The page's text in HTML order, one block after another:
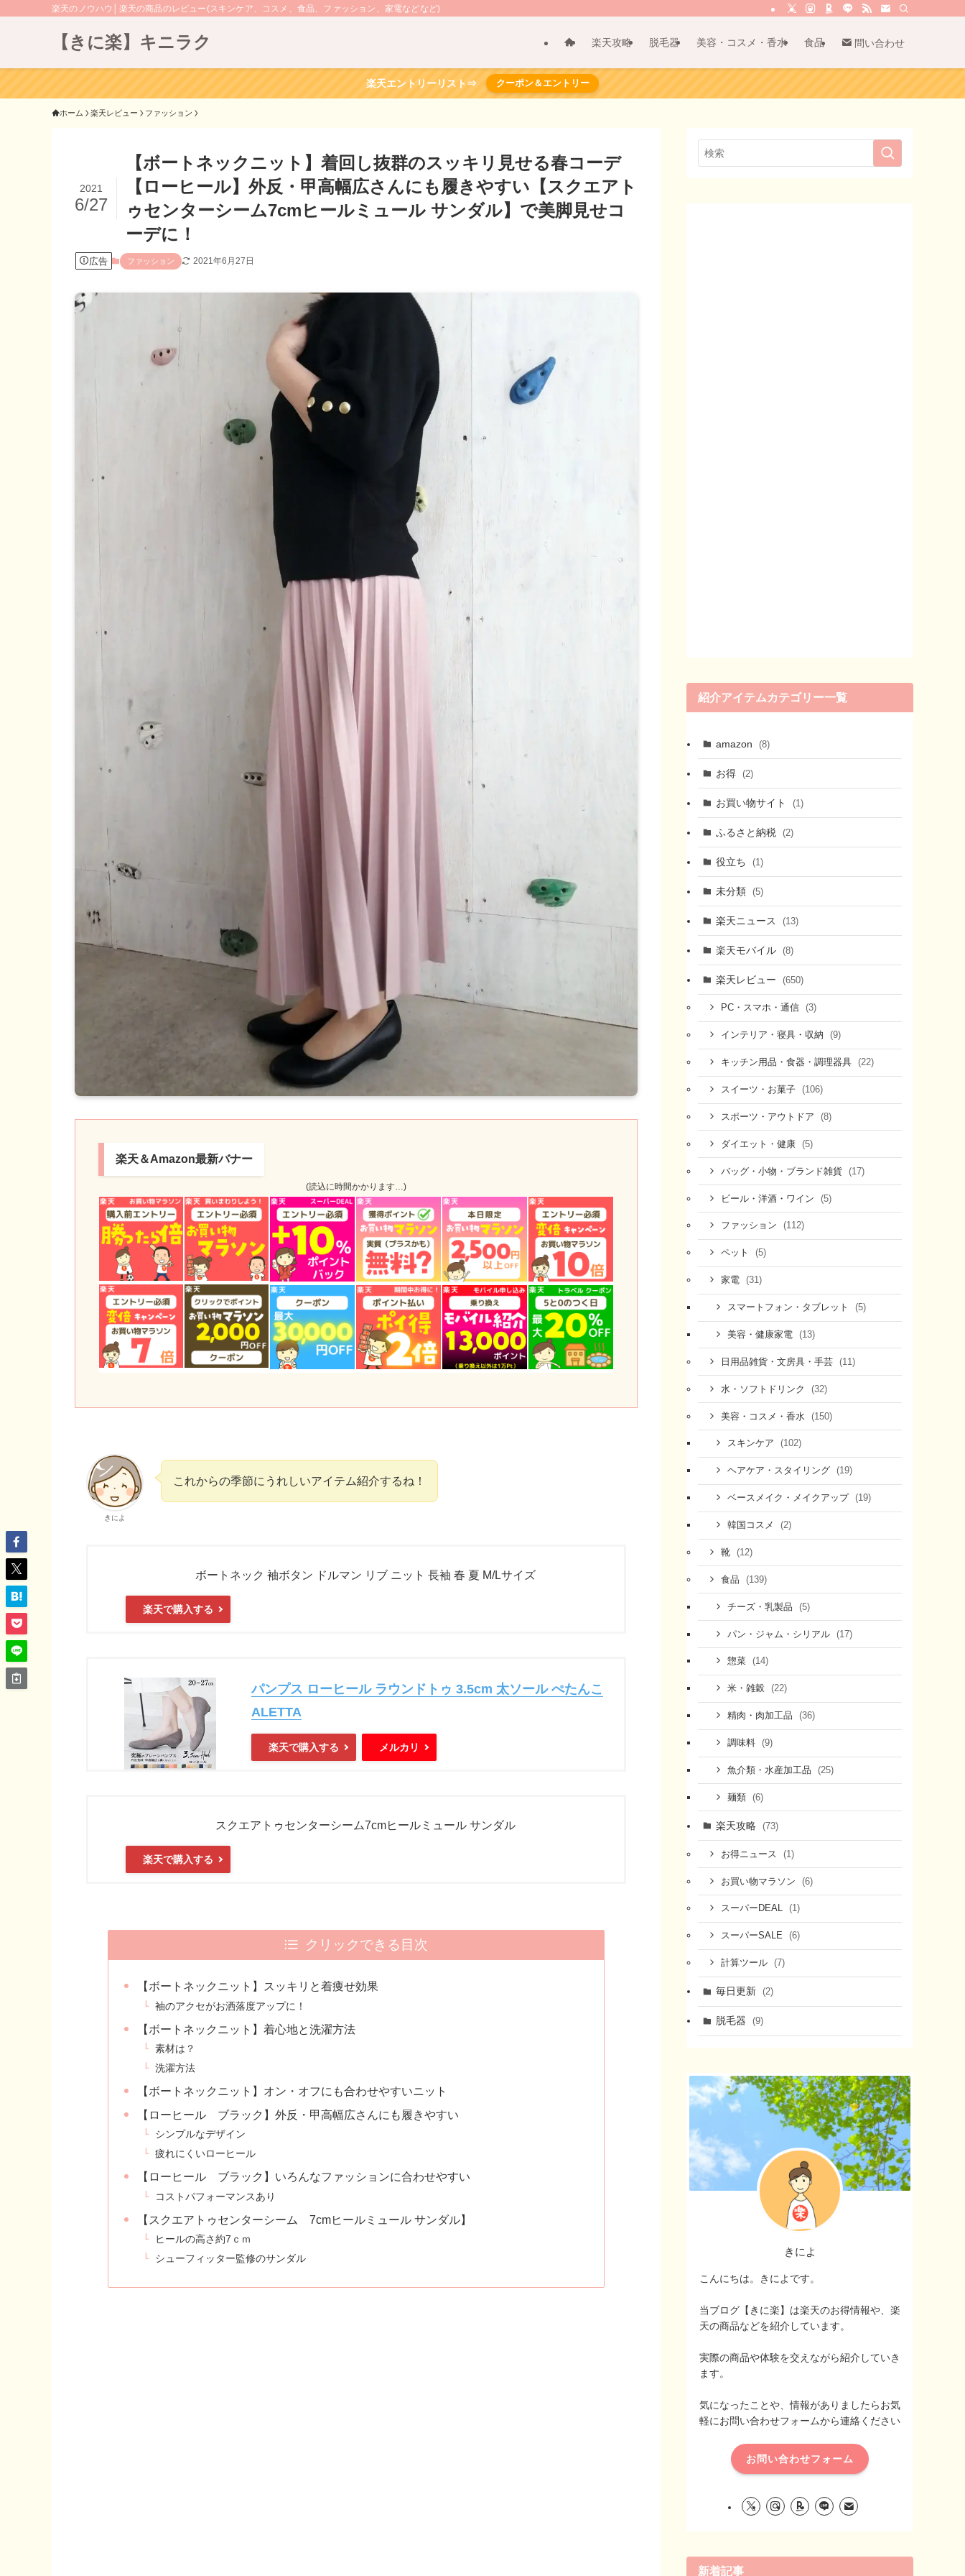
楽天のノウハウ│楽天の商品のレビュー(スキンケア、コスメ、食品、ファッション、家電などなど)
【きに楽】キニラク 楽天攻略 脱毛器 美容・コスメ・香水 食品 問い合わせ
楽天エントリーリスト⇒ クーポン＆エントリー
ホーム 楽天レビュー ファッション
【ボートネックニット】着回し抜群のスッキリ見せる春コーデ
【ローヒール】外反・甲高幅広さんにも履きやすい【スクエアト
ゥセンターシーム7cmヒールミュール サンダル】で美脚見せコ
ーデに！
2021
6/27
広告 ファッション 2021年6月27日
楽天＆Amazon最新バナー
(読込に時間かかります…)
きによ
これからの季節にうれしいアイテム紹介するね！
ボートネック 袖ボタン ドルマン リブ ニット 長袖 春 夏 M/Lサイズ
楽天で購入する
パンプス ローヒール ラウンドトゥ 3.5cm 太ソール ぺたんこ
ALETTA
楽天で購入する メルカリ
スクエアトゥセンターシーム7cmヒールミュール サンダル
楽天で購入する
クリックできる目次
【ボートネックニット】スッキリと着痩せ効果
袖のアクセがお洒落度アップに！
【ボートネックニット】着心地と洗濯方法
素材は？
洗濯方法
【ボートネックニット】オン・オフにも合わせやすいニット
【ローヒール ブラック】外反・甲高幅広さんにも履きやすい
シンプルなデザイン
疲れにくいローヒール
【ローヒール ブラック】いろんなファッションに合わせやすい
コストパフォーマンスあり
【スクエアトゥセンターシーム 7cmヒールミュール サンダル】
ヒールの高さ約7ｃｍ
シューフィッター監修のサンダル
紹介アイテムカテゴリー一覧
amazon (8)
お得 (2)
お買い物サイト (1)
ふるさと納税 (2)
役立ち (1)
未分類 (5)
楽天ニュース (13)
楽天モバイル (8)
楽天レビュー (650)
PC・スマホ・通信 (3)
インテリア・寝具・収納 (9)
キッチン用品・食器・調理器具 (22)
スイーツ・お菓子 (106)
スポーツ・アウトドア (8)
ダイエット・健康 (5)
バッグ・小物・ブランド雑貨 (17)
ビール・洋酒・ワイン (5)
ファッション (112)
ペット (5)
家電 (31)
スマートフォン・タブレット (5)
美容・健康家電 (13)
日用品雑貨・文房具・手芸 (11)
水・ソフトドリンク (32)
美容・コスメ・香水 (150)
スキンケア (102)
ヘアケア・スタイリング (19)
ベースメイク・メイクアップ (19)
韓国コスメ (2)
靴 (12)
食品 (139)
チーズ・乳製品 (5)
パン・ジャム・シリアル (17)
惣菜 (14)
米・雑穀 (22)
精肉・肉加工品 (36)
調味料 (9)
魚介類・水産加工品 (25)
麺類 (6)
楽天攻略 (73)
お得ニュース (1)
お買い物マラソン (6)
スーパーDEAL (1)
スーパーSALE (6)
計算ツール (7)
毎日更新 (2)
脱毛器 (9)
きによ
こんにちは。きによです。
当ブログ【きに楽】は楽天のお得情報や、楽
天の商品などを紹介しています。
実際の商品や体験を交えながら紹介していき
ます。
気になったことや、情報がありましたらお気
軽にお問い合わせフォームから連絡ください
お問い合わせフォーム
新着記事